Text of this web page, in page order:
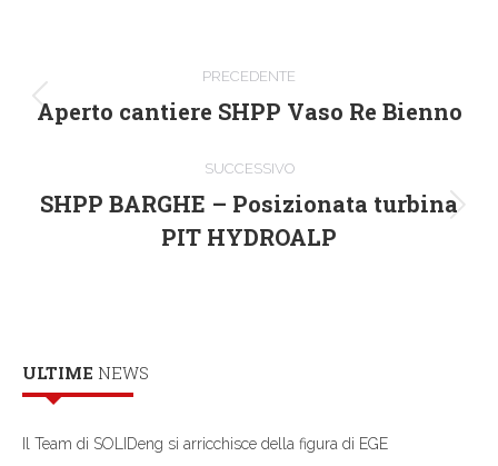
DI
NAVIGAZIONE
PRECEDENTE
Stile
Aperto cantiere SHPP Vaso Re Bienno
SUCCESSIVO
Numero
di
SHPP BARGHE – Posizionata turbina
PIT HYDROALP
ULTIME NEWS
Il Team di SOLIDeng si arricchisce della figura di EGE